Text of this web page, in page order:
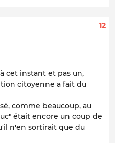
12
cet instant et pas un,
citoyenne a fait du
comme beaucoup, au
était encore un coup de
n'en sortirait que du